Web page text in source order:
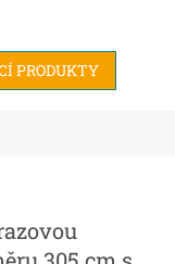
oky pro pružiny
PRODUKTY